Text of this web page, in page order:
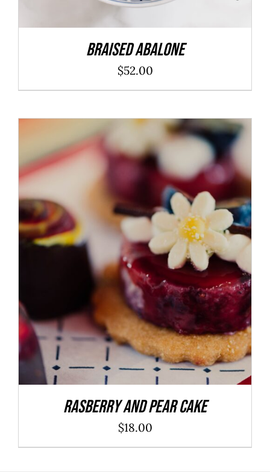
Braised Abalone
$52.00
ADD TO CART / DÉTAILS
Rasberry And Pear Cake
$18.00